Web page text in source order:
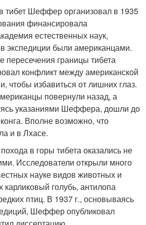
тибет Шеффер организовал в 1935
финансировала
естественных наук,
экспедиции были американцами.
пересечения границы тибета
конфликт между американской
чтобы избавиться от лишних глаз.
повернули назад, а
указаниями Шеффера, дошли до
Вполне возможно, что
и в Лхасе.
в горы тибета оказались не
Исследователи открыли много
науке видов животных и
карликовый голубь, антилопа
птиц. В 1937 г., основываясь
Шеффер опубликовал